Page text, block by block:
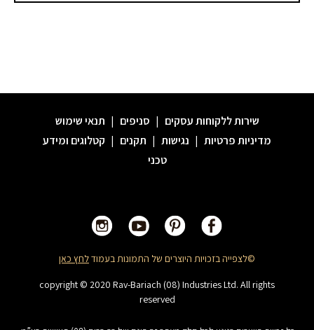
שירות ללקוחות עסקים | סניפים | תנאי שימוש
מדיניות פרטיות | נגישות | תקנים | קטלוגים ומידע
טכני
©לצפייה בזכויות היוצרים של התמונות בעמודלחץ כאן
copyright © 2020 Rav-Bariach (08) Industries Ltd. All rights
reserved